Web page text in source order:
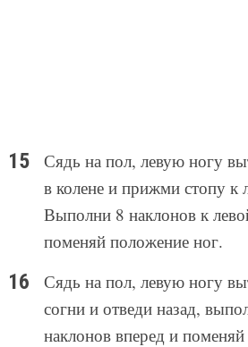
Сядь на пол, левую ногу
в колене и прижми стопу к
Выполни 8 наклонов к
поменяй положение ног.
Сядь на пол, левую ногу
согни и отведи назад,
наклонов вперед и